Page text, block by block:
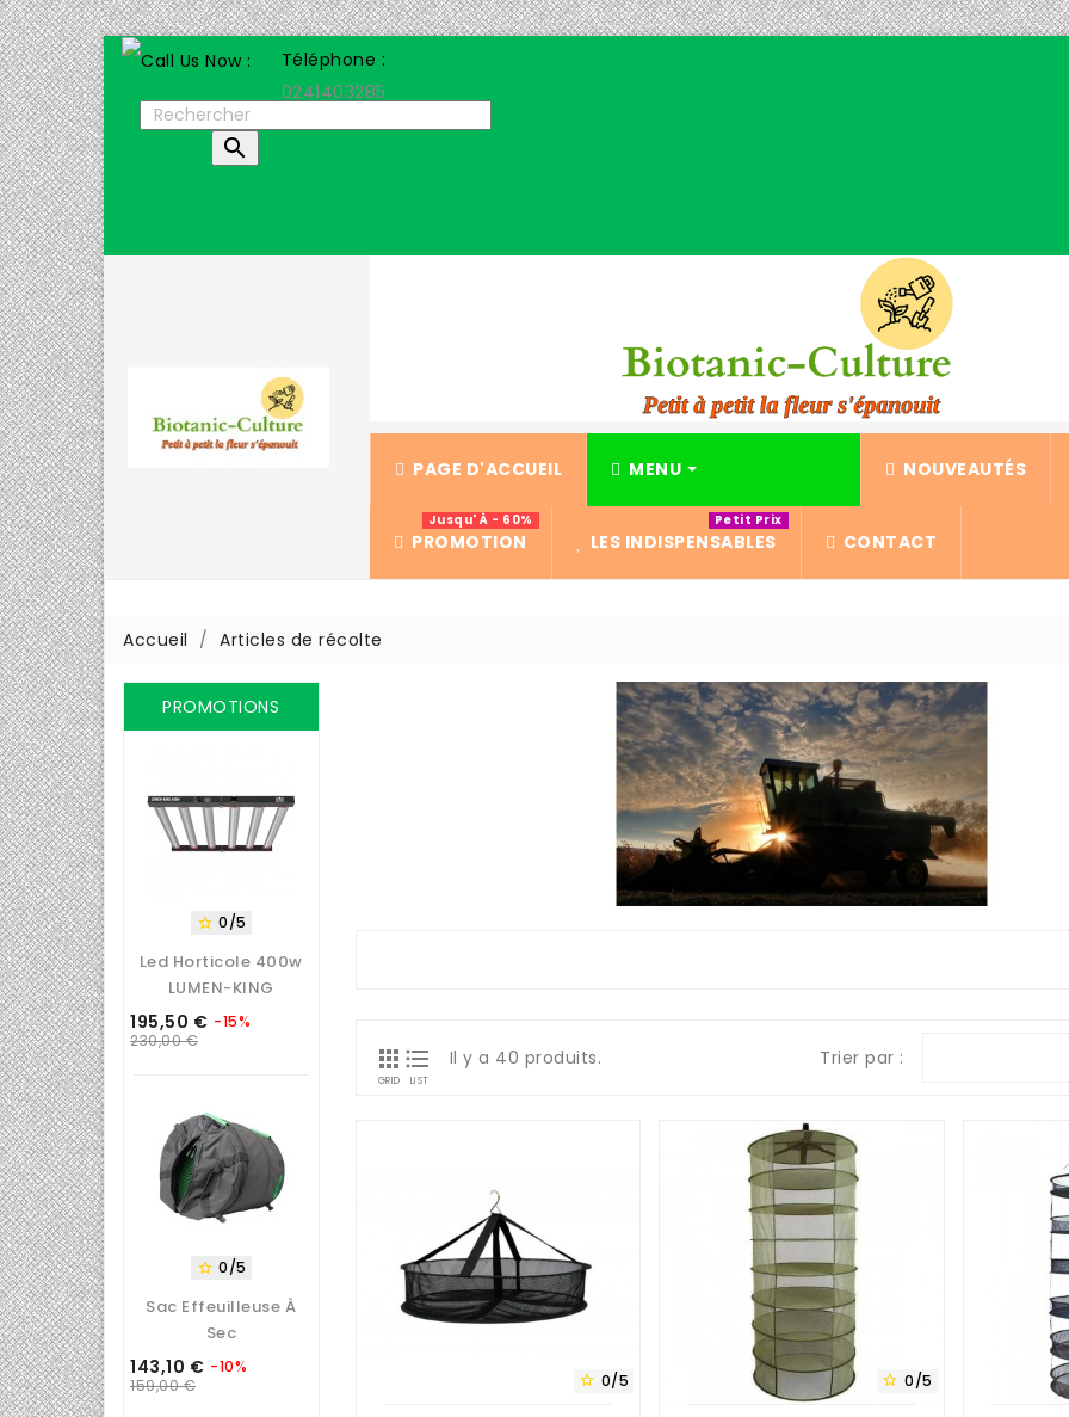
Téléphone :
0241403285

PAGE D'ACCUEIL MENU NOUVEAUTÉS
PROMOTION
Jusqu' À - 60%
LES INDISPENSABLES
Petit Prix
CONTACT
Accueil Articles de récolte
PROMOTIONS
 0/5
Led Horticole 400w
LUMEN-KING
Prix
195,50 € -15%
230,00 €
 0/5
Sac Effeuilleuse À
Sec
Prix
143,10 € -10%
159,00 €

GRID

LIST
Il y a 40 produits. Trier par :
 0/5  0/5